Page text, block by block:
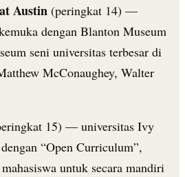
Austin (peringkat 14) —
dengan Blanton Museum
seni universitas terbesar di
McConaughey, Walter
15) — universitas Ivy
“Open Curriculum”,
untuk secara mandiri